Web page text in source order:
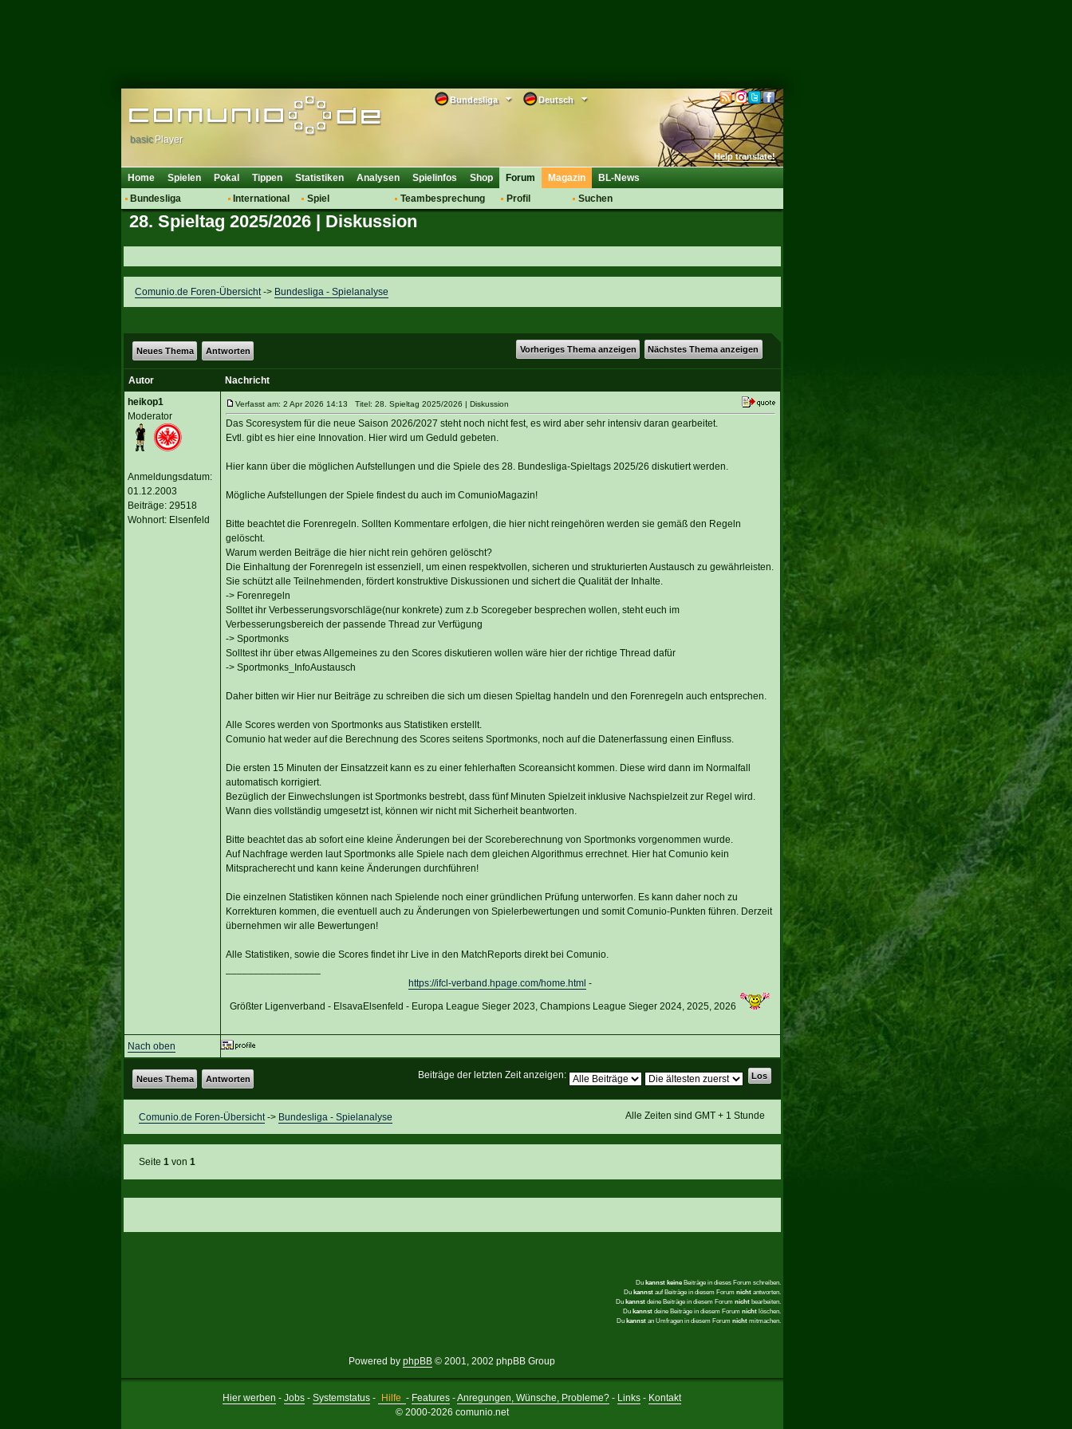
Deutsch
Bundesliga
Help translate!
basic Player
Home Spielen Pokal Tippen Statistiken Analysen Spielinfos Shop
Forum
Bundesliga
Hot News
Vereinsdiskussion
Vereinsfragen
International
Vereine
Spiel
Regeln & Tipps
Teambesprechung
Bewertungen
Saisonübergang
Profil
Suchen
Magazin BL-News
28. Spieltag 2025/2026 | Diskussion
Comunio.de Foren-Übersicht-> Bundesliga - Spielanalyse
Vorheriges Thema anzeigen Nächstes Thema anzeigen
Neues Thema Antworten
Autor
Nachricht
heikop1
Moderator
Anmeldungsdatum:
01.12.2003
Beiträge: 29518
Wohnort: Elsenfeld
Verfasst am: 2 Apr 2026 14:13 Titel: 28. Spieltag 2025/2026 | Diskussion
Das Scoresystem für die neue Saison 2026/2027 steht noch nicht fest, es wird aber sehr intensiv daran gearbeitet.
Evtl. gibt es hier eine Innovation. Hier wird um Geduld gebeten.
Hier kann über die möglichen Aufstellungen und die Spiele des 28. Bundesliga-Spieltags 2025/26 diskutiert werden.
Mögliche Aufstellungen der Spiele findest du auch im ComunioMagazin!
Bitte beachtet die Forenregeln. Sollten Kommentare erfolgen, die hier nicht reingehören werden sie gemäß den Regeln
gelöscht.
Warum werden Beiträge die hier nicht rein gehören gelöscht?
Die Einhaltung der Forenregeln ist essenziell, um einen respektvollen, sicheren und strukturierten Austausch zu gewährleisten.
Sie schützt alle Teilnehmenden, fördert konstruktive Diskussionen und sichert die Qualität der Inhalte.
-> Forenregeln
Solltet ihr Verbesserungsvorschläge(nur konkrete) zum z.b Scoregeber besprechen wollen, steht euch im
Verbesserungsbereich der passende Thread zur Verfügung
-> Sportmonks
Solltest ihr über etwas Allgemeines zu den Scores diskutieren wollen wäre hier der richtige Thread dafür
-> Sportmonks_InfoAustausch
Daher bitten wir Hier nur Beiträge zu schreiben die sich um diesen Spieltag handeln und den Forenregeln auch entsprechen.
Alle Scores werden von Sportmonks aus Statistiken erstellt.
Comunio hat weder auf die Berechnung des Scores seitens Sportmonks, noch auf die Datenerfassung einen Einfluss.
Die ersten 15 Minuten der Einsatzzeit kann es zu einer fehlerhaften Scoreansicht kommen. Diese wird dann im Normalfall
automatisch korrigiert.
Bezüglich der Einwechslungen ist Sportmonks bestrebt, dass fünf Minuten Spielzeit inklusive Nachspielzeit zur Regel wird.
Wann dies vollständig umgesetzt ist, können wir nicht mit Sicherheit beantworten.
Bitte beachtet das ab sofort eine kleine Änderungen bei der Scoreberechnung von Sportmonks vorgenommen wurde.
Auf Nachfrage werden laut Sportmonks alle Spiele nach dem gleichen Algorithmus errechnet. Hier hat Comunio kein
Mitspracherecht und kann keine Änderungen durchführen!
Die einzelnen Statistiken können nach Spielende noch einer gründlichen Prüfung unterworfen. Es kann daher noch zu
Korrekturen kommen, die eventuell auch zu Änderungen von Spielerbewertungen und somit Comunio-Punkten führen. Derzeit
übernehmen wir alle Bewertungen!
Alle Statistiken, sowie die Scores findet ihr Live in den MatchReports direkt bei Comunio.
https://ifcl-verband.hpage.com/home.html -
Größter Ligenverband - ElsavaElsenfeld - Europa League Sieger 2023, Champions League Sieger 2024, 2025, 2026
Nach oben
Beiträge der letzten Zeit anzeigen:
Neues Thema Antworten
Alle Zeiten sind GMT + 1 Stunde
Comunio.de Foren-Übersicht-> Bundesliga - Spielanalyse
Seite 1von 1
Du kannst keineBeiträge in dieses Forum schreiben.
Du kannstauf Beiträge in diesem Forum nichtantworten.
Du kannstdeine Beiträge in diesem Forum nichtbearbeiten.
Du kannstdeine Beiträge in diesem Forum nichtlöschen.
Du kannstan Umfragen in diesem Forum nichtmitmachen.
Powered by phpBB © 2001, 2002 phpBB Group
Hier werben - Jobs- Systemstatus- Hilfe - Features -Anregungen, Wünsche, Probleme? - Links - Kontakt
© 2000-2026 comunio.net